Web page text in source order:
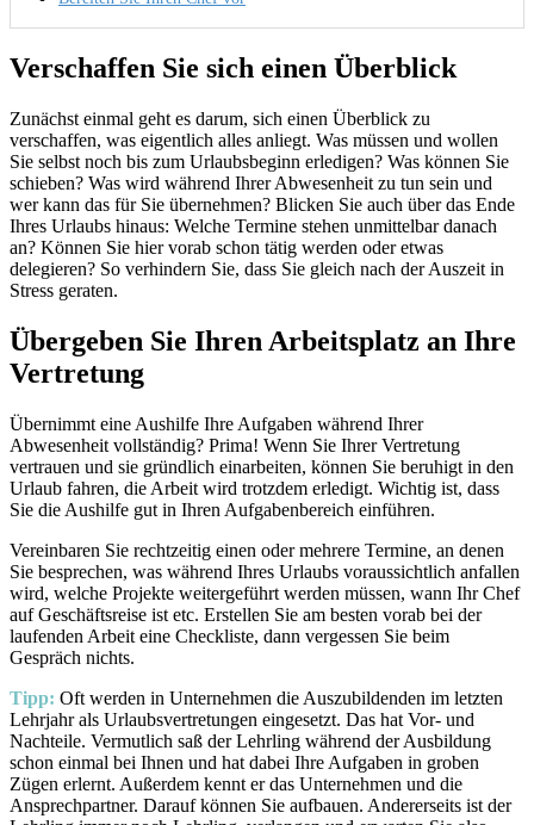
Verschaffen Sie sich einen Überblick
Zunächst einmal geht es darum, sich einen Überblick zu
verschaffen, was eigentlich alles anliegt. Was müssen und wollen
Sie selbst noch bis zum Urlaubsbeginn erledigen? Was können Sie
schieben? Was wird während Ihrer Abwesenheit zu tun sein und
wer kann das für Sie übernehmen? Blicken Sie auch über das Ende
Ihres Urlaubs hinaus: Welche Termine stehen unmittelbar danach
an? Können Sie hier vorab schon tätig werden oder etwas
delegieren? So verhindern Sie, dass Sie gleich nach der Auszeit in
Stress geraten.
Übergeben Sie Ihren Arbeitsplatz an Ihre
Vertretung
Übernimmt eine Aushilfe Ihre Aufgaben während Ihrer
Abwesenheit vollständig? Prima! Wenn Sie Ihrer Vertretung
vertrauen und sie gründlich einarbeiten, können Sie beruhigt in den
Urlaub fahren, die Arbeit wird trotzdem erledigt. Wichtig ist, dass
Sie die Aushilfe gut in Ihren Aufgabenbereich einführen.
Vereinbaren Sie rechtzeitig einen oder mehrere Termine, an denen
Sie besprechen, was während Ihres Urlaubs voraussichtlich anfallen
wird, welche Projekte weitergeführt werden müssen, wann Ihr Chef
auf Geschäftsreise ist etc. Erstellen Sie am besten vorab bei der
laufenden Arbeit eine Checkliste, dann vergessen Sie beim
Gespräch nichts.
Tipp: Oft werden in Unternehmen die Auszubildenden im letzten
Lehrjahr als Urlaubsvertretungen eingesetzt. Das hat Vor- und
Nachteile. Vermutlich saß der Lehrling während der Ausbildung
schon einmal bei Ihnen und hat dabei Ihre Aufgaben in groben
Zügen erlernt. Außerdem kennt er das Unternehmen und die
Ansprechpartner. Darauf können Sie aufbauen. Andererseits ist der